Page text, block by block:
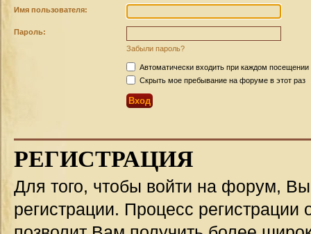
Имя пользователя:
Пароль:
Забыли пароль?
Автоматически входить при каждом посещении
Скрыть мое пребывание на форуме в этот раз
РЕГИСТРАЦИЯ
Для того, чтобы войти на форум,
регистрации. Процесс регистрации